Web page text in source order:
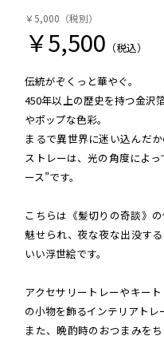
￥5,000 （税別）
￥5,500 （税込）
伝統がぞくっと華やぐ。
450年以上の歴史を持つ金沢
やポップな色彩。
まるで異世界に迷い込んだ
ストレーは、光の角度によ
ース”です。
こちらは《髪切りの奇談》
魅せられ、夜な夜な出没す
いい浮世絵です。
アクセサリートレーやキー
の小物を飾るインテリアトレ
また、晩酌時のおつまみを